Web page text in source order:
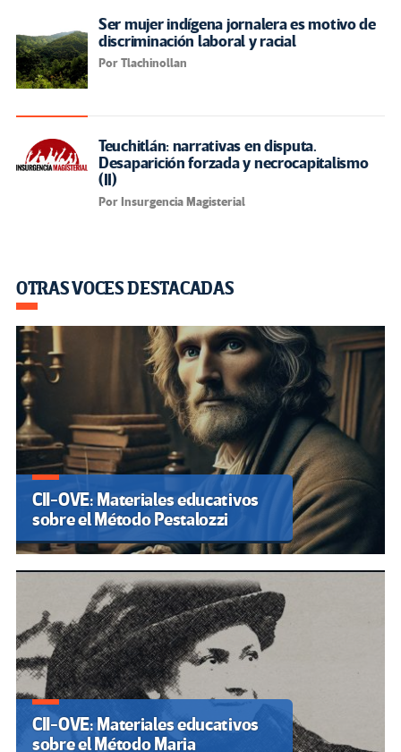
Ser mujer indígena jornalera es motivo de
discriminación laboral y racial
Por Tlachinollan
Teuchitlán: narrativas en disputa.
Desaparición forzada y necrocapitalismo
(II)
Por Insurgencia Magisterial
OTRAS VOCES DESTACADAS
CII-OVE: Materiales educativos
sobre el Método Pestalozzi
CII-OVE: Materiales educativos
sobre el Método Maria